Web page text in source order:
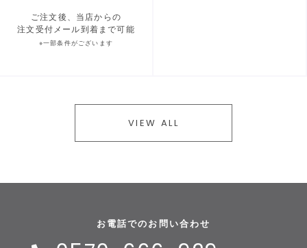
ご注文後、当店からの
注文受付メール到着まで可能
※一部条件がございます
VIEW ALL
お電話でのお問い合わせ